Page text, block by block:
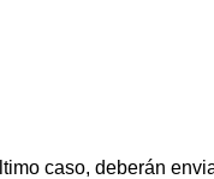
caso, deberán